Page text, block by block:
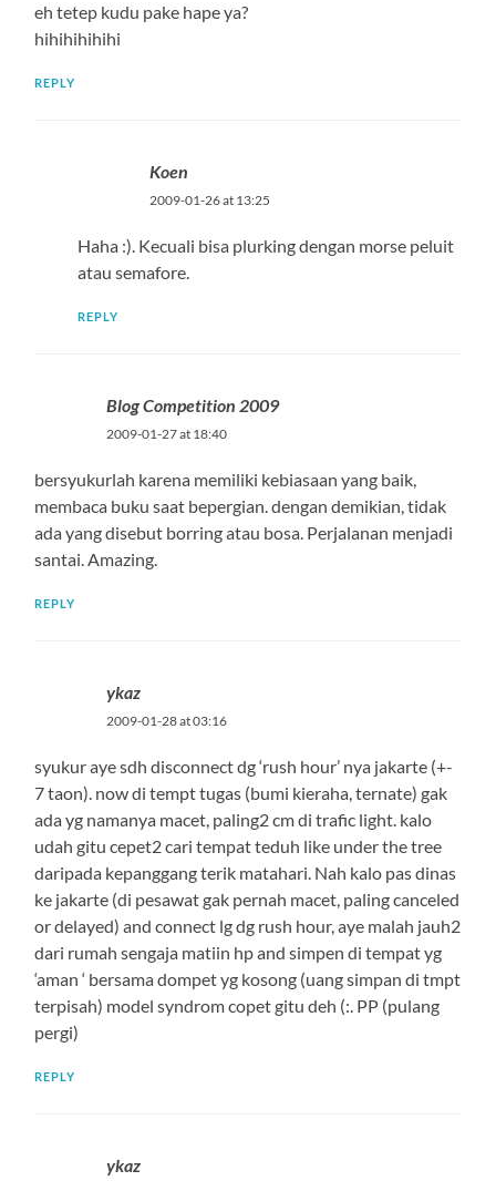
eh tetep kudu pake hape ya?
hihihihihihi
REPLY
Koen
2009-01-26 at 13:25
Haha :). Kecuali bisa plurking dengan morse peluit
atau semafore.
REPLY
Blog Competition 2009
2009-01-27 at 18:40
bersyukurlah karena memiliki kebiasaan yang baik,
membaca buku saat bepergian. dengan demikian, tidak
ada yang disebut borring atau bosa. Perjalanan menjadi
santai. Amazing.
REPLY
ykaz
2009-01-28 at 03:16
syukur aye sdh disconnect dg ‘rush hour’ nya jakarte (+-
7 taon). now di tempt tugas (bumi kieraha, ternate) gak
ada yg namanya macet, paling2 cm di trafic light. kalo
udah gitu cepet2 cari tempat teduh like under the tree
daripada kepanggang terik matahari. Nah kalo pas dinas
ke jakarte (di pesawat gak pernah macet, paling canceled
or delayed) and connect lg dg rush hour, aye malah jauh2
dari rumah sengaja matiin hp and simpen di tempat yg
‘aman ‘ bersama dompet yg kosong (uang simpan di tmpt
terpisah) model syndrom copet gitu deh (:. PP (pulang
pergi)
REPLY
ykaz